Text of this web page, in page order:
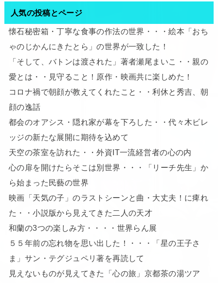
人気の投稿とページ
懐石秘密箱・丁寧な食事の作法の世界・・・絵本「おち
ゃのじかんにきたとら」の世界が一致した！
「そして、バトンは渡された」著者瀬尾まいこ・・親の
愛とは・・見守ること！原作・映画共に楽しめた！
コロナ禍で朝顔が教えてくれたこと・・利休と秀吉、朝
顔の逸話
都会のオアシス・隠れ家が幕を下ろした・・代々木ビレ
ッジの新たな展開に期待を込めて
天空の茶室を訪れた・・外資IT一流経営者の心の内
心の扉を開けたらそこは別世界・・・「リーチ先生」か
ら始まった民藝の世界
映画「天気の子」のラストシーンと曲・大丈夫！に痺れ
た・・小説版から見えてきた二人の天才
和蘭の3つの楽しみ方・・・・世界らん展
５５年前の忘れ物を思い出した！・・・「星の王子さ
ま」サン・テグジュペリ著を再読して
見えないものが見えてきた「心の旅」京都茶の湯ツア